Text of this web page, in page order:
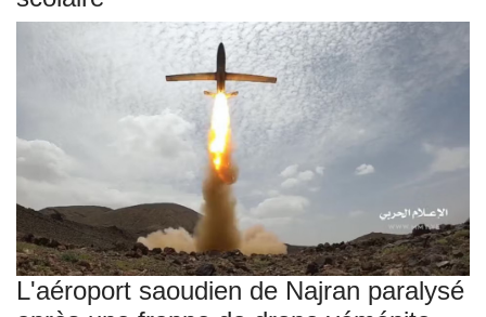
L'aéroport saoudien de Najran paralysé